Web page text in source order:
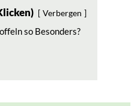
Verbergen
so Besonders?